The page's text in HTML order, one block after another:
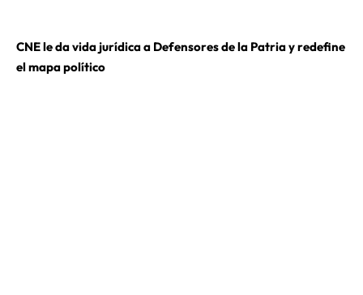
CNE le da vida jurídica a Defensores de la Patria y redefine
el mapa político